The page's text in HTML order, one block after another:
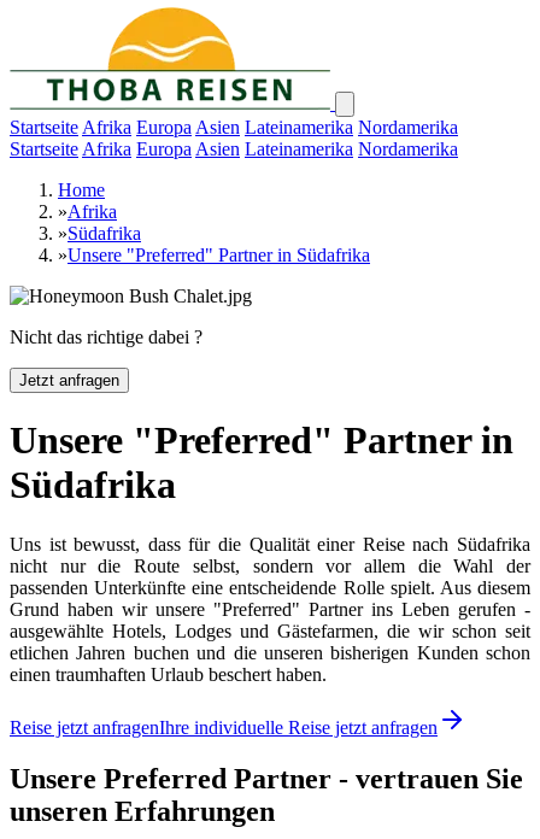
Startseite Afrika Europa Asien Lateinamerika Nordamerika
Startseite Afrika Europa Asien Lateinamerika Nordamerika
Home
»Afrika
»Südafrika
»Unsere "Preferred" Partner in Südafrika
Nicht das richtige dabei ?
Jetzt anfragen
Unsere "Preferred" Partner in
Südafrika
Uns ist bewusst, dass für die Qualität einer Reise nach Südafrika
nicht nur die Route selbst, sondern vor allem die Wahl der
passenden Unterkünfte eine entscheidende Rolle spielt. Aus diesem
Grund haben wir unsere "Preferred" Partner ins Leben gerufen -
ausgewählte Hotels, Lodges und Gästefarmen, die wir schon seit
etlichen Jahren buchen und die unseren bisherigen Kunden schon
einen traumhaften Urlaub beschert haben.
Reise jetzt anfragenIhre individuelle Reise jetzt anfragen
Unsere Preferred Partner - vertrauen Sie
unseren Erfahrungen